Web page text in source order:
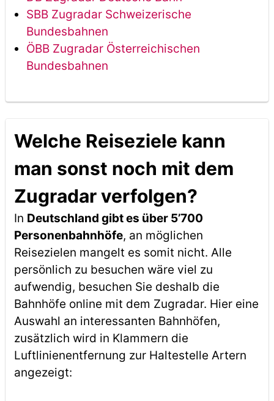
SBB Zugradar Schweizerische
Bundesbahnen
ÖBB Zugradar Österreichischen
Bundesbahnen
Welche Reiseziele kann
man sonst noch mit dem
Zugradar verfolgen?
In Deutschland gibt es über 5’700
Personenbahnhöfe, an möglichen
Reisezielen mangelt es somit nicht. Alle
persönlich zu besuchen wäre viel zu
aufwendig, besuchen Sie deshalb die
Bahnhöfe online mit dem Zugradar. Hier eine
Auswahl an interessanten Bahnhöfen,
zusätzlich wird in Klammern die
Luftlinienentfernung zur Haltestelle Artern
angezeigt: